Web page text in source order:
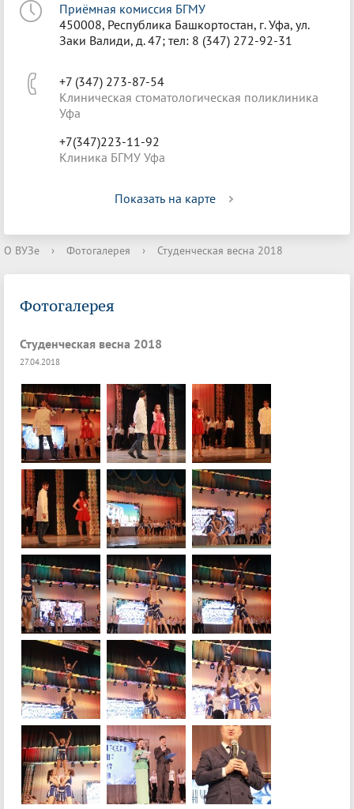
Приёмная комиссия БГМУ
450008, Республика Башкортостан, г. Уфа, ул.
Заки Валиди, д. 47; тел: 8 (347) 272-92-31
+7 (347) 273-87-54
Клиническая стоматологическая поликлиника
Уфа
+7(347)223-11-92
Клиника БГМУ Уфа
Показать на карте
О ВУЗе › Фотогалерея › Студенческая весна 2018
Фотогалерея
Студенческая весна 2018
27.04.2018